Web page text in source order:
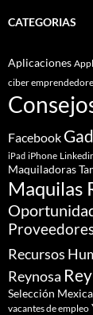
CATEGORIAS
Aplicaciones
ciber
Facebook
iPad iPhone
Maquiladoras
Maquilas
Recursos
Reynosa
Selección
vacantes de empleo